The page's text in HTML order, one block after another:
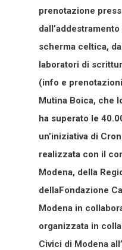
prenotazione
scherma celtica,
laboratori di
(info e
Mutina Boica, che
ha superato le
un’iniziativa di
realizzata con il
Modena, della
dellaFondazione
Modena in
organizzata in
Civici di Modena